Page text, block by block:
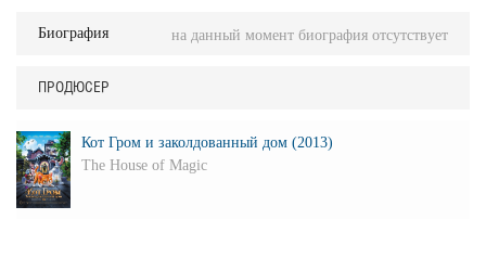
Биография на данный момент биография отсутствует
ПРОДЮСЕР
Кот Гром и заколдованный дом (2013)
The House of Magic